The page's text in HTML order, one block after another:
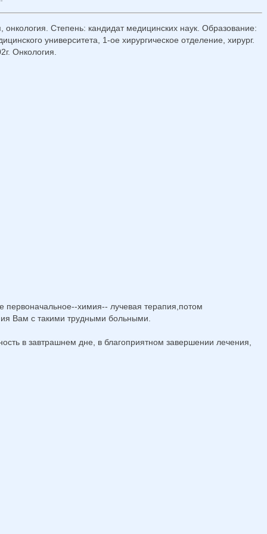
Степень: кандидат медицинских наук. Образование:
университета, 1-ое хирургическое отделение, хирург.
Онкология.
химия-- лучевая терапия,потом
Вам с такими трудными больными.
в завтрашнем дне, в благоприятном завершении лечения,